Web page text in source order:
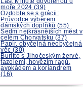
moře 2024 (39)
Ozdobte se s grácii:
Průvodce výběrem
dámských doplňků (55)
Sedm nejkrásnějších měst v
celém Chorvatsku (37)
Papír, obyčejná neobyčejná
věc (30)
Buritto s Jihočeským žervé,
fazolemi, hovězím ragú,
avokádem a koriandrem
(16)